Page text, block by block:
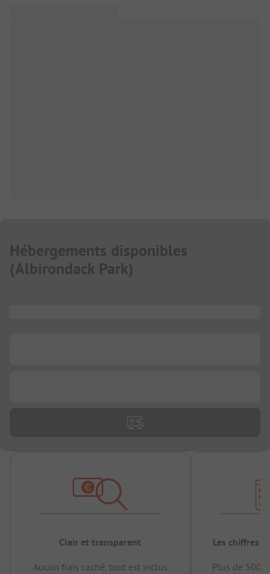
Hébergements disponibles
(Albirondack Park)
Clair et transparent
Aucun frais caché, tout est inclus
Les chiffres
Plus de